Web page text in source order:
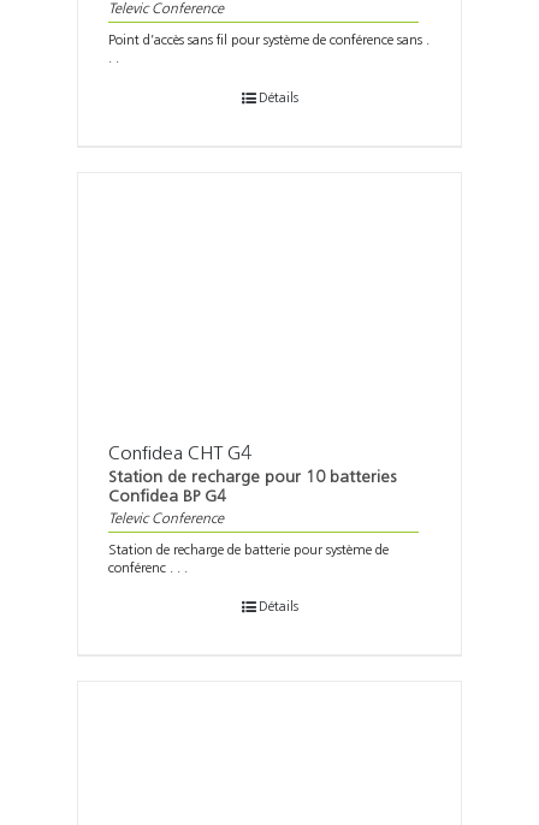
Televic Conference
Point d’accès sans fil pour système de conférence sans .
. .
Détails
Confidea CHT G4
Station de recharge pour 10 batteries
Confidea BP G4
Televic Conference
Station de recharge de batterie pour système de
conférenc . . .
Détails